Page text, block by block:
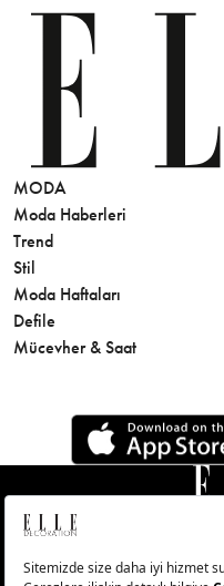
MODA
Moda Haberleri
Trend
Stil
Moda Haftaları
Defile
Mücevher & Saat